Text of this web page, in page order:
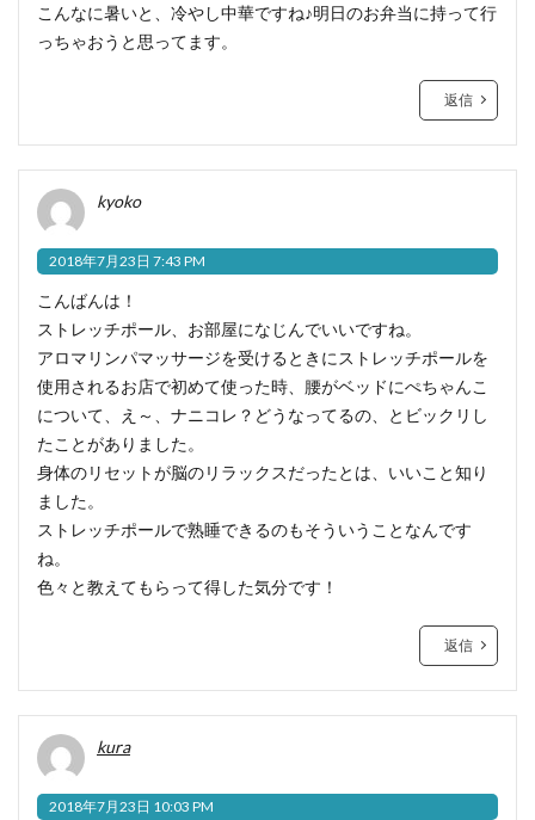
こんなに暑いと、冷やし中華ですね♪明日のお弁当に持って行
っちゃおうと思ってます。
返信
kyoko
2018年7月23日 7:43 PM
こんばんは！
ストレッチポール、お部屋になじんでいいですね。
アロマリンパマッサージを受けるときにストレッチポールを
使用されるお店で初めて使った時、腰がベッドにぺちゃんこ
について、え～、ナニコレ？どうなってるの、とビックリし
たことがありました。
身体のリセットが脳のリラックスだったとは、いいこと知り
ました。
ストレッチポールで熟睡できるのもそういうことなんです
ね。
色々と教えてもらって得した気分です！
返信
kura
2018年7月23日 10:03 PM